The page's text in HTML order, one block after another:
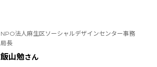
NPO法人麻生区ソーシャルデザインセンター事務
局長
飯山勉さん